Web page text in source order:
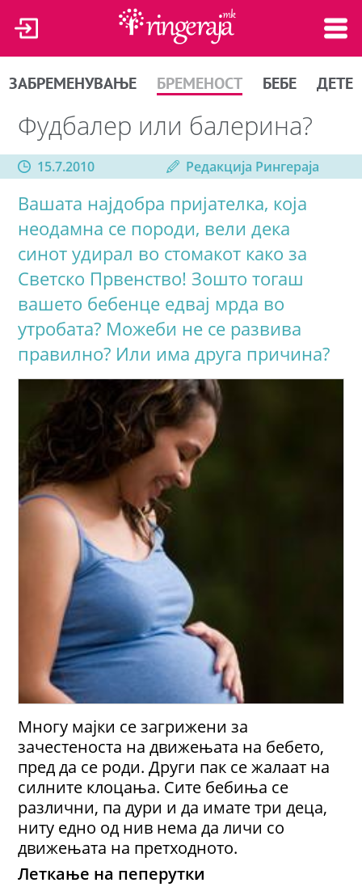
ЗАБРЕМЕНУВАЊЕ БРЕМЕНОСТ БЕБЕ ДЕТЕ
Фудбалер или балерина?
15.7.2010 Редакција Рингераја
Вашата најдобра пријателка, која
неодамна се породи, вели дека
синот удирал во стомакот како за
Светско Првенство! Зошто тогаш
вашето бебенце едвај мрда во
утробата? Можеби не се развива
правилно? Или има друга причина?
Многу мајки се загрижени за
зачестеноста на движењата на бебето,
пред да се роди. Други пак се жалаат на
силните клоцања. Сите бебиња се
различни, па дури и да имате три деца,
ниту едно од нив нема да личи со
движењата на претходното.
Леткање на пеперутки